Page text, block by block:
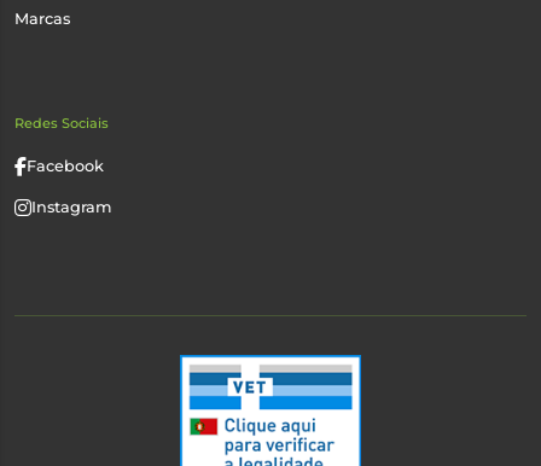
Marcas
Redes Sociais
Facebook
Instagram